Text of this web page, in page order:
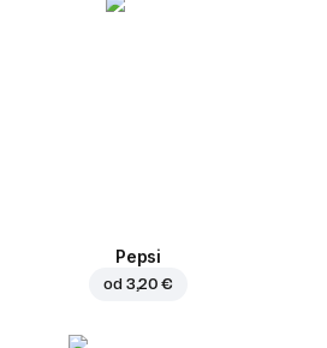
Pepsi
od 3,20 €